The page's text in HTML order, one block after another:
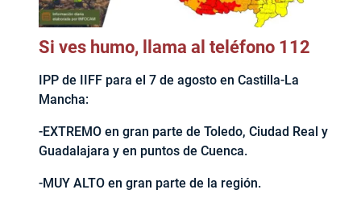
Si ves humo, llama al teléfono 112
IPP de IIFF para el 7 de agosto en Castilla-La
Mancha:
-EXTREMO en gran parte de Toledo, Ciudad Real y
Guadalajara y en puntos de Cuenca.
-MUY ALTO en gran parte de la región.